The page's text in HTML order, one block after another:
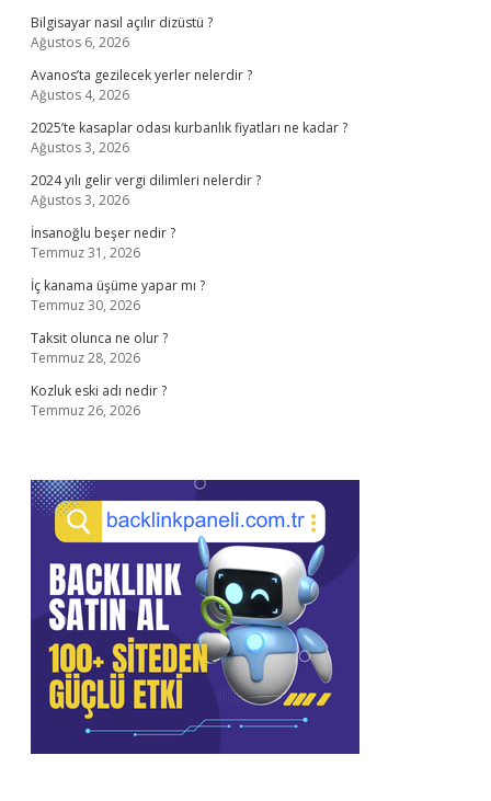
Bilgisayar nasıl açılır dizüstü ?
Ağustos 6, 2026
Avanos’ta gezilecek yerler nelerdir ?
Ağustos 4, 2026
2025’te kasaplar odası kurbanlık fiyatları ne kadar ?
Ağustos 3, 2026
2024 yılı gelir vergi dilimleri nelerdir ?
Ağustos 3, 2026
İnsanoğlu beşer nedir ?
Temmuz 31, 2026
İç kanama üşüme yapar mı ?
Temmuz 30, 2026
Taksit olunca ne olur ?
Temmuz 28, 2026
Kozluk eski adı nedir ?
Temmuz 26, 2026